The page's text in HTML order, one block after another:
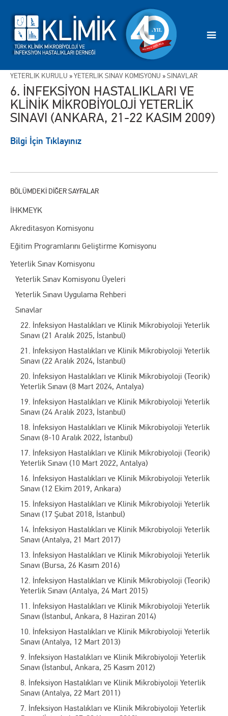
İHKMEYK
Akreditasyon Komisyonu
Eğitim Programlarını Geliştirme Komisyonu
Yeterlik Sınav Komisyonu
Yeterlik Sınav Komisyonu Üyeleri
Yeterlik Sınavı Uygulama Rehberi
Sınavlar
22. İnfeksiyon Hastalıkları ve Klinik Mikrobiyoloji Yeterlik
Sınavı (21 Aralık 2025, İstanbul)
21. İnfeksiyon Hastalıkları ve Klinik Mikrobiyoloji Yeterlik
Sınavı (22 Aralık 2024, İstanbul)
20. İnfeksiyon Hastalıkları ve Klinik Mikrobiyoloji (Teorik)
Yeterlik Sınavı (8 Mart 2024, Antalya)
19. İnfeksiyon Hastalıkları ve Klinik Mikrobiyoloji Yeterlik
Sınavı (24 Aralık 2023, İstanbul)
18. İnfeksiyon Hastalıkları ve Klinik Mikrobiyoloji Yeterlik
Sınavı (8-10 Aralık 2022, İstanbul)
17. İnfeksiyon Hastalıkları ve Klinik Mikrobiyoloji (Teorik)
Yeterlik Sınavı (10 Mart 2022, Antalya)
16. İnfeksiyon Hastalıkları ve Klinik Mikrobiyoloji Yeterlik
Sınavı (12 Ekim 2019, Ankara)
15. İnfeksiyon Hastalıkları ve Klinik Mikrobiyoloji Yeterlik
Sınavı (17 Şubat 2018, İstanbul)
14. İnfeksiyon Hastalıkları ve Klinik Mikrobiyoloji Yeterlik
Sınavı (Antalya, 21 Mart 2017)
13. İnfeksiyon Hastalıkları ve Klinik Mikrobiyoloji Yeterlik
Sınavı (Bursa, 26 Kasım 2016)
12. İnfeksiyon Hastalıkları ve Klinik Mikrobiyoloji (Teorik)
Yeterlik Sınavı (Antalya, 24 Mart 2015)
11. İnfeksiyon Hastalıkları ve Klinik Mikrobiyoloji Yeterlik
Sınavı (İstanbul, Ankara, 8 Haziran 2014)
10. İnfeksiyon Hastalıkları ve Klinik Mikrobiyoloji Yeterlik
Sınavı (Antalya, 12 Mart 2013)
9. İnfeksiyon Hastalıkları ve Klinik Mikrobiyoloji Yeterlik
Sınavı (İstanbul, Ankara, 25 Kasım 2012)
8. İnfeksiyon Hastalıkları ve Klinik Mikrobiyoloji Yeterlik
Sınavı (Antalya, 22 Mart 2011)
7. İnfeksiyon Hastalıkları ve Klinik Mikrobiyoloji Yeterlik
YETERLİK KURULU »YETERLİK SINAV KOMİSYONU »SINAVLAR
6. İNFEKSİYON HASTALIKLARI VE
KLİNİK MİKROBİYOLOJİ YETERLİK
SINAVI (ANKARA, 21-22 KASIM 2009)
Bilgi İçin Tıklayınız